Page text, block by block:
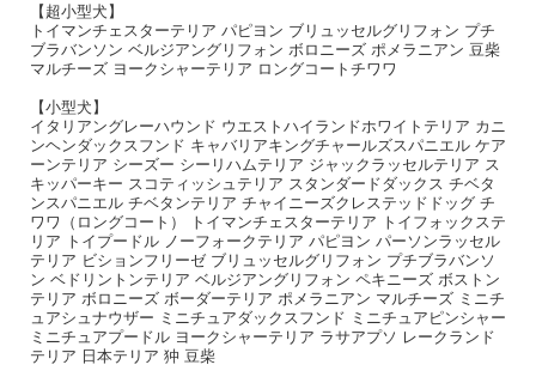
【超小型犬】
トイマンチェスターテリア パピヨン ブリュッセルグリフォン プチ
ブラバンソン ベルジアングリフォン ボロニーズ ポメラニアン 豆柴
マルチーズ ヨークシャーテリア ロングコートチワワ
【小型犬】
イタリアングレーハウンド ウエストハイランドホワイトテリア カニ
ンヘンダックスフンド キャバリアキングチャールズスパニエル ケア
ーンテリア シーズー シーリハムテリア ジャックラッセルテリア ス
キッパーキー スコティッシュテリア スタンダードダックス チベタ
ンスパニエル チベタンテリア チャイニーズクレステッドドッグ チ
ワワ（ロングコート） トイマンチェスターテリア トイフォックステ
リア トイプードル ノーフォークテリア パピヨン パーソンラッセル
テリア ビションフリーゼ ブリュッセルグリフォン プチブラバンソ
ン ベドリントンテリア ベルジアングリフォン ペキニーズ ボストン
テリア ボロニーズ ボーダーテリア ポメラニアン マルチーズ ミニチ
ュアシュナウザー ミニチュアダックスフンド ミニチュアピンシャー
ミニチュアプードル ヨークシャーテリア ラサアプソ レークランド
テリア 日本テリア 狆 豆柴